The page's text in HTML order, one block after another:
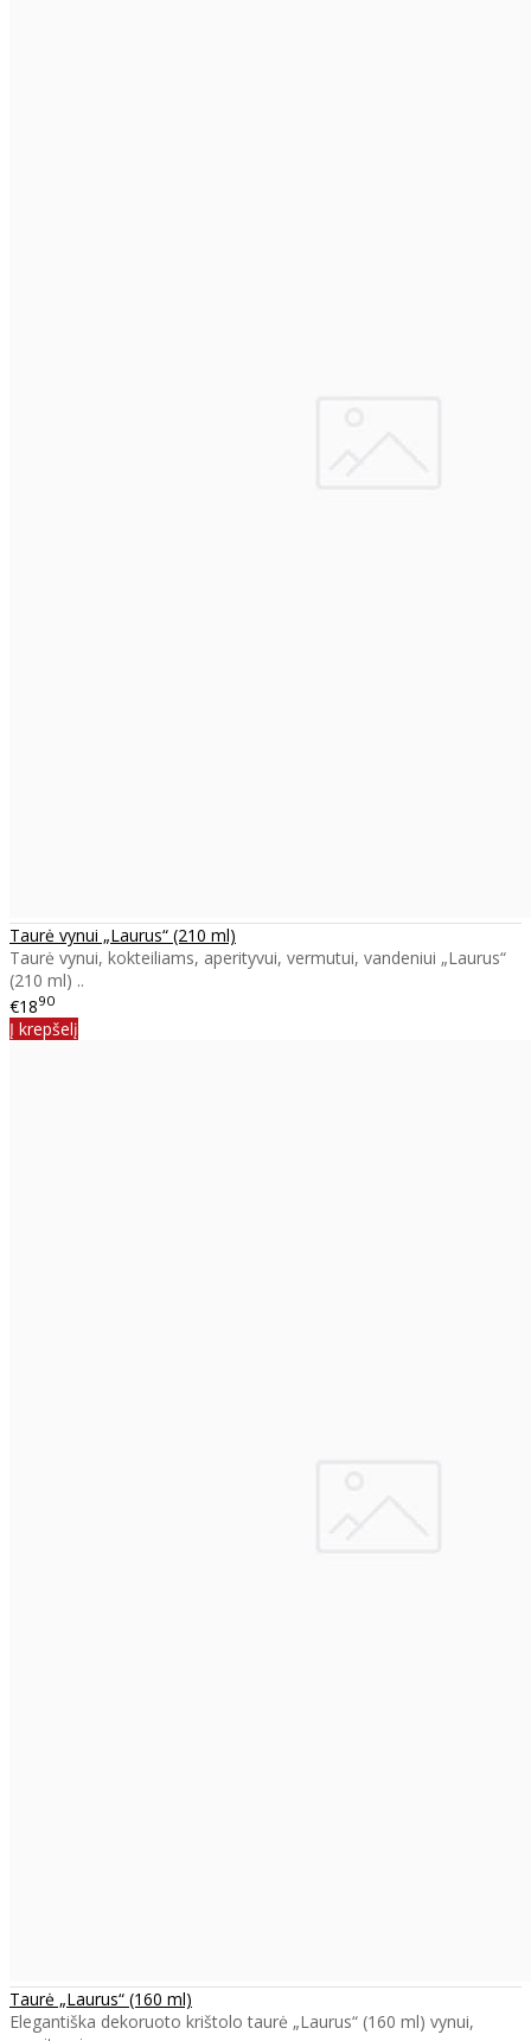
Taurė vynui „Laurus“ (210 ml)
Taurė vynui, kokteiliams, aperityvui, vermutui, vandeniui „Laurus“
(210 ml) ..
€1890
Į krepšelį
Taurė „Laurus“ (160 ml)
Elegantiška dekoruoto krištolo taurė „Laurus“ (160 ml) vynui,